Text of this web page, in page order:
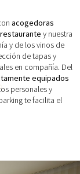
acogedoras
restaurante y nuestra
y de los vinos de
de tapas y
en compañía. Del
equipados
personales y
te facilita el